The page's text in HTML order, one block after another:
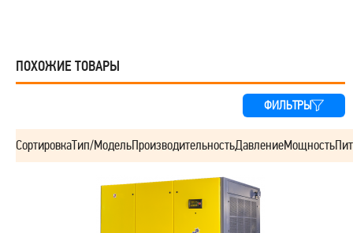
ПОХОЖИЕ ТОВАРЫ
ФИЛЬТРЫ
СортировкаТип/МодельПроизводительностьДавлениеМощность